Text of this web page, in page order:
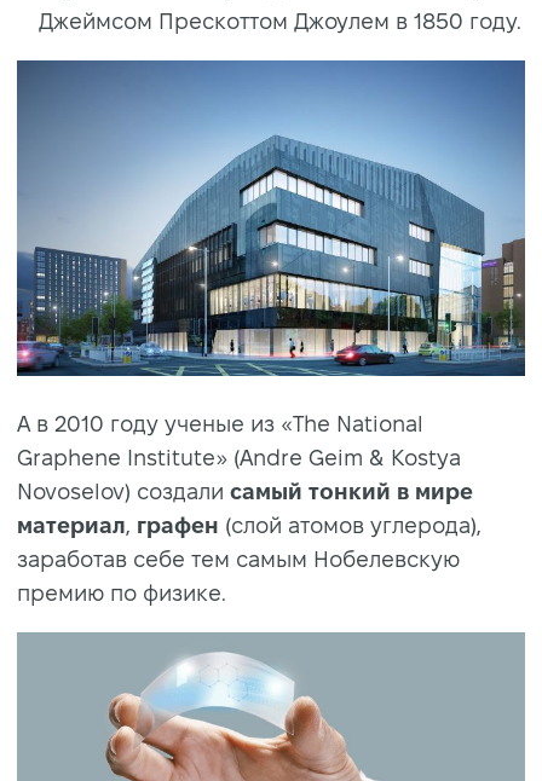
Джеймсом Прескоттом Джоулем в 1850 году.
А в 2010 году ученые из «The National
Graphene Institute» (Andre Geim & Kostya
Novoselov) создали самый тонкий в мире
материал, графен (слой атомов углерода),
заработав себе тем самым Нобелевскую
премию по физике.